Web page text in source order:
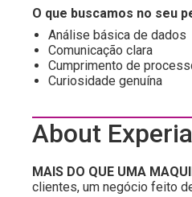
O que buscamos no seu
Análise básica de dados
Comunicação clara
Cumprimento de
Curiosidade genuína
About
MAIS DO QUE UMA
clientes, um negócio feito